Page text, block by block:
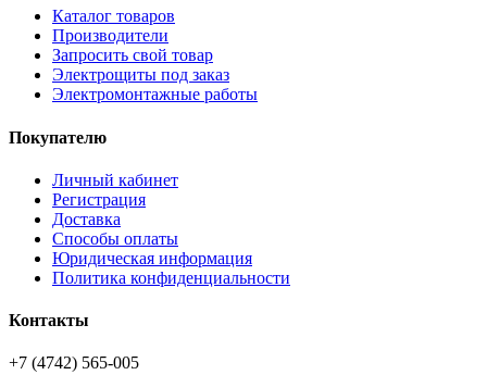
Каталог товаров
Производители
Запросить свой товар
Электрощиты под заказ
Электромонтажные работы
Покупателю
Личный кабинет
Регистрация
Доставка
Способы оплаты
Юридическая информация
Политика конфиденциальности
Контакты
+7 (4742) 565-005